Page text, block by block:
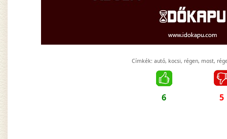
Címkék:autó, kocsi, régen, most,
6 5